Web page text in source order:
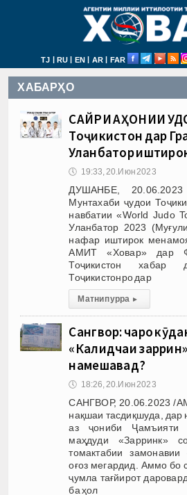
TJ | RU | EN | AR | FAR
ХАБАРҲО
САЙРИ ҶАҲОНИИ
Тоҷикистон дар
Уланбатор
🕔 19:33, 20.Июн 2023
ДУШАНБЕ,
Мунтахаби ҷудои
навбатии «World Judo
Уланбатор 2023
нафар иштирок
АМИТ «Ховар» дар
Тоҷикистон хабар
Тоҷикистонро дар
Матни пурра ▸
Сангвор: чаро
«Калидчаи
намешавад?
🕔 18:26, 20.Июн 2023
САНГВОР, 20.06.2023 /
нақшаи тасдиқшуда, дар
аз ҷониби Ҷамъияти
маҳдуди «Зарринк»
томактабии
оғоз мегардид. Аммо бо
ҷумла тағйирот
ба ҳол